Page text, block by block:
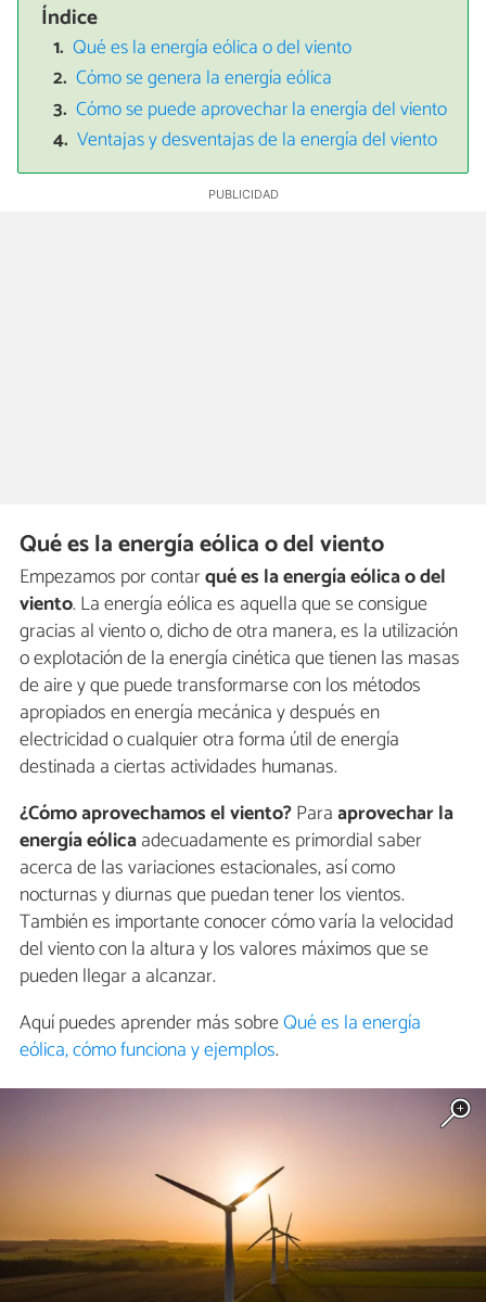
Índice
Qué es la energía eólica o del viento
Cómo se genera la energía eólica
Cómo se puede aprovechar la energía del viento
Ventajas y desventajas de la energía del viento
Qué es la energía eólica o del viento
Empezamos por contarqué es la energía eólica o del
viento. La energía eólica es aquella que se consigue
gracias al viento o, dicho de otra manera, es la utilización
o explotación de la energía cinética que tienen las masas
de aire y que puede transformarse con los métodos
apropiados en energía mecánica y después en
electricidad o cualquier otra forma útil de energía
destinada a ciertas actividades humanas.
¿Cómo aprovechamos el viento?Paraaprovechar la
energía eólicaadecuadamente es primordial saber
acerca de las variaciones estacionales, así como
nocturnas y diurnas que puedan tener los vientos.
También es importante conocer cómo varía la velocidad
del viento con la altura y los valores máximos que se
pueden llegar a alcanzar.
Aquí puedes aprender más sobreQué es la energía
eólica, cómo funciona y ejemplos.